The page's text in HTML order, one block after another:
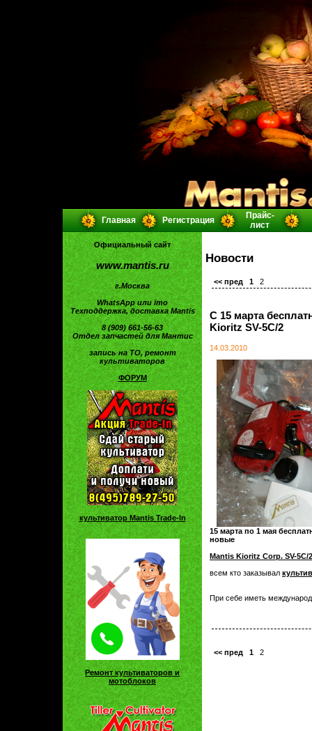
Главная Регистрация
Прайс-
лист
Официальный сайт
www.mantis.ru
г.Москва
WhatsApp или imo
Техподдержка, доставка Mantis
8 (909) 661-56-63
Отдел запчастей для Мантис
запись на ТО, ремонт
культиваторов
ФОРУМ
культиватор Mantis Trade-In
Ремонт культиваторов и
мотоблоков
Новости
<< пред 1 2
С 15 марта
Kioritz SV-5C/2
14.03.2010
15 марта по 1 мая
новые
Mantis Kioritz Corp. SV-5C/2
всем кто заказывал
При себе иметь
<< пред 1 2